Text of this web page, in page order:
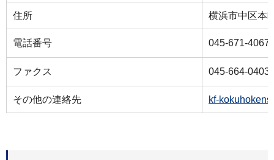
住所 横浜市中区本
電話番号 045-671-4067
ファクス 045-664-0403
その他の連絡先 kf-